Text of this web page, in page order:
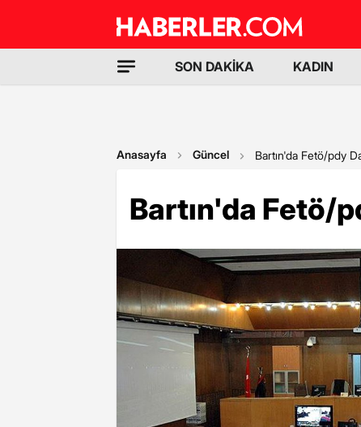
SON DAKİKA KADIN
Anasayfa Güncel Bartın'da Fetö/pdy
Bartın'da Fetö/